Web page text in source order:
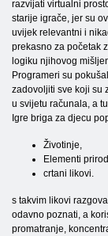
razvijati virtualni
starije igrače, jer su
uvijek relevantni i
prekasno za početak
logiku njihovog
Programeri su
zadovoljiti sve koji su
u svijetu računala, a
Igre briga za djecu
Životinje,
Elementi
crtani likovi.
s takvim likovi
odavno poznati, a
promatranje,